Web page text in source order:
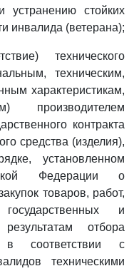
устранению стойких
инвалида (ветерана);
технического
техническим,
характеристикам,
производителем
контракта
средства (изделия),
установленном
Федерации о
товаров, работ,
и
отбора
в соответствии с
техническими